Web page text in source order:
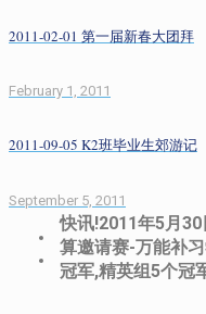
2011-02-01 第一届新春大团拜
February 1, 2011
2011-09-05 K2班毕业生郊游记
September 5, 2011
快讯!2011年5月
算邀请赛-万能补
冠军,精英组5个冠